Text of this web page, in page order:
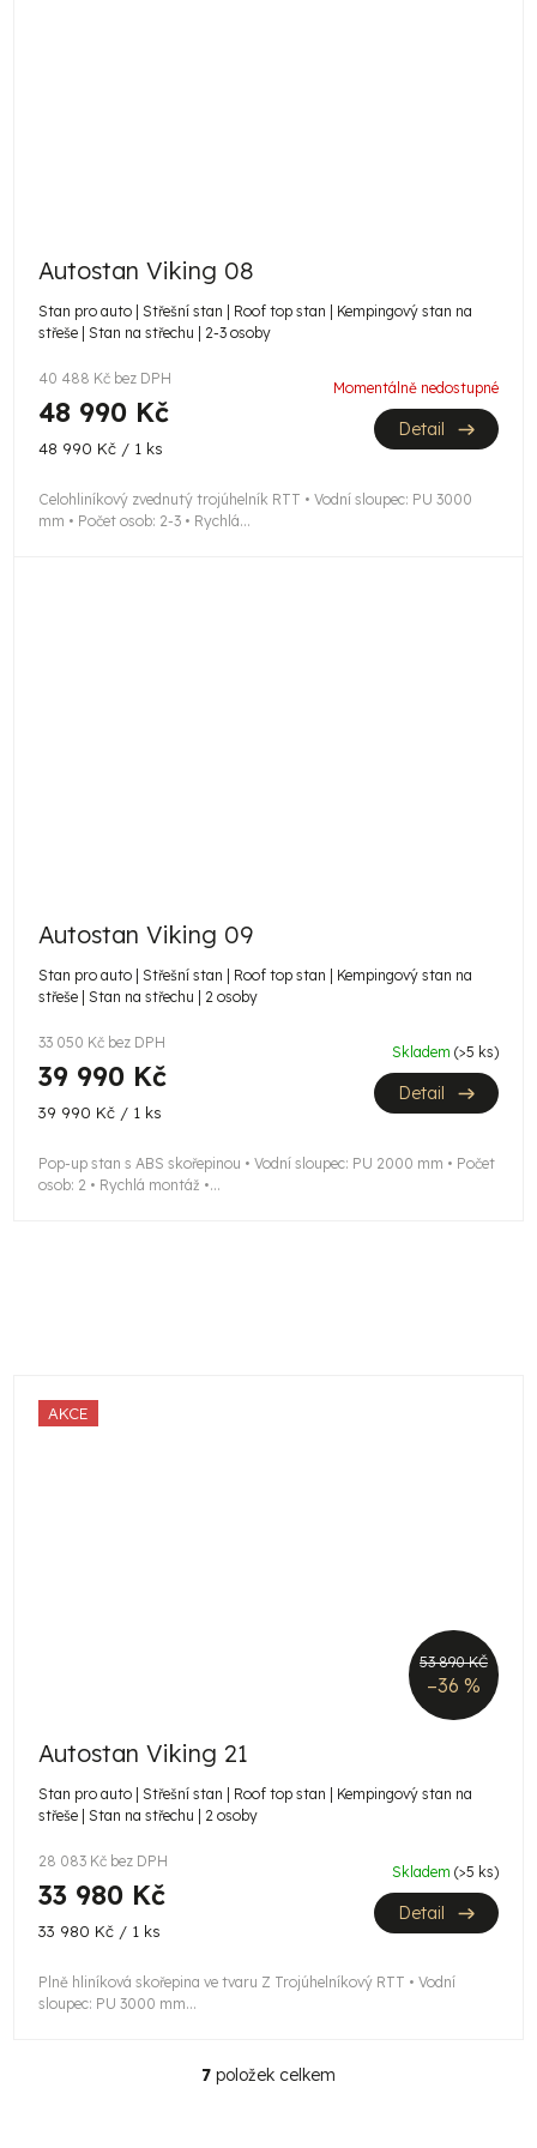
Autostan Viking 08
Stan pro auto | Střešní stan | Roof top stan | Kempingový stan na
střeše | Stan na střechu | 2-3 osoby
40 488 Kč bez DPH
48 990 Kč
Měrná
48 990 Kč / 1 ks
Momentálně nedostupné
Detail
Celohliníkový zvednutý trojúhelník RTT • Vodní sloupec: PU 3000
mm • Počet osob: 2-3 • Rychlá...
Autostan Viking 09
Stan pro auto | Střešní stan | Roof top stan | Kempingový stan na
střeše | Stan na střechu | 2 osoby
33 050 Kč bez DPH
39 990 Kč
Měrná
39 990 Kč / 1 ks
Skladem (>5 ks)
Detail
Pop-up stan s ABS skořepinou • Vodní sloupec: PU 2000 mm • Počet
osob: 2 • Rychlá montáž •...
AKCE
53 890 KČ
–36 %
Autostan Viking 21
Stan pro auto | Střešní stan | Roof top stan | Kempingový stan na
střeše | Stan na střechu | 2 osoby
28 083 Kč bez DPH
33 980 Kč
Měrná
33 980 Kč / 1 ks
Skladem (>5 ks)
Detail
Plně hliníková skořepina ve tvaru Z Trojúhelníkový RTT • Vodní
sloupec: PU 3000 mm...
O
7 položek celkem